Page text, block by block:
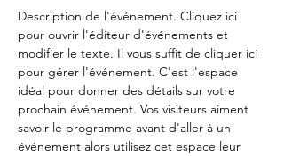
Description de l'événement. Cliquez ici
pour ouvrir l'éditeur d'événements et
modifier le texte. Il vous suffit de cliquer ici
pour gérer l'événement. C'est l'espace
idéal pour donner des détails sur votre
prochain événement. Vos visiteurs aiment
savoir le programme avant d'aller à un
événement alors utilisez cet espace leur